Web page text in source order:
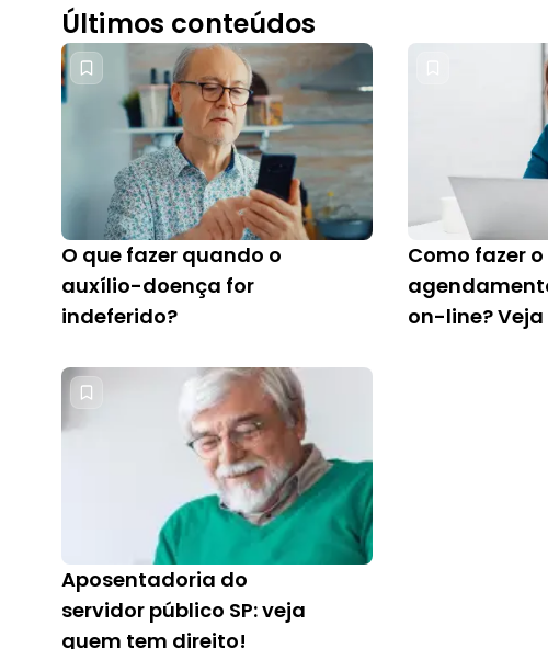
Últimos conteúdos
O que fazer quando o
auxílio-doença for
indeferido?
Como fazer o
on-line?
Aposentadoria do
servidor público SP: veja
quem tem direito!